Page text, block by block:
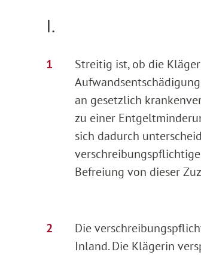
I.
Streitig ist, ob die
an gesetzlich
zu einer
sich dadurch
Befreiung von dieser
Die
Inland. Die Klägerin